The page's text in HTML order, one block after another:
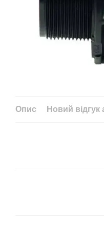
Опис Новий